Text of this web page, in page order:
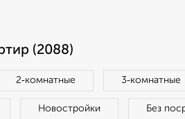
(2088)
2‑комнатные 3‑комнатные
Новостройки Без